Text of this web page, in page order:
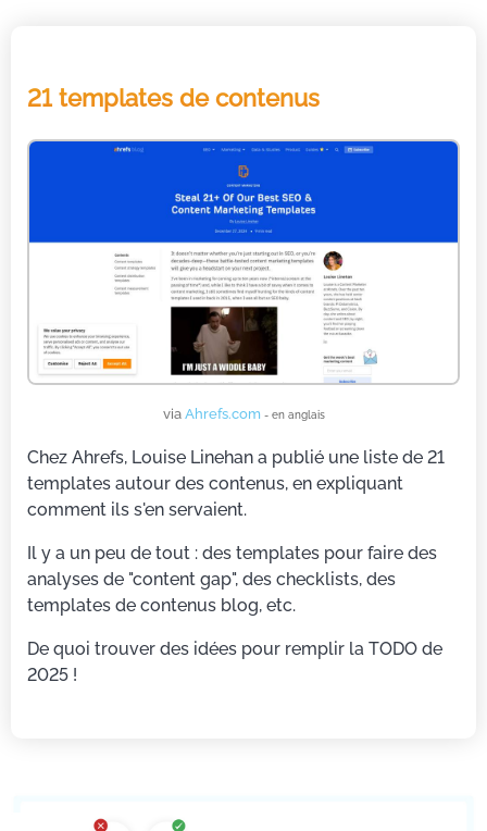
21 templates de contenus
via Ahrefs.com - en anglais
Chez Ahrefs, Louise Linehan a publié une liste de 21
templates autour des contenus, en expliquant
comment ils s'en servaient.
Il y a un peu de tout : des templates pour faire des
analyses de "content gap", des checklists, des
templates de contenus blog, etc.
De quoi trouver des idées pour remplir la TODO de
2025 !